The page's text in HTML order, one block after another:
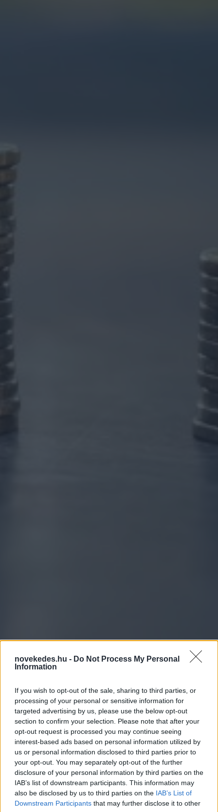
novekedes.hu - Do Not Process My Personal
Information
If you wish to opt-out of the sale, sharing to third parties, or
processing of your personal or sensitive information for
targeted advertising by us, please use the below opt-out
section to confirm your selection. Please note that after your
opt-out request is processed you may continue seeing
interest-based ads based on personal information utilized by
us or personal information disclosed to third parties prior to
your opt-out. You may separately opt-out of the further
disclosure of your personal information by third parties on the
IAB’s list of downstream participants. This information may
also be disclosed by us to third parties on the IAB’s List of
Downstream Participants that may further disclose it to other
Új pénzügyi tanácsadói
hálózatot indít az Intesa
Sanpaolo